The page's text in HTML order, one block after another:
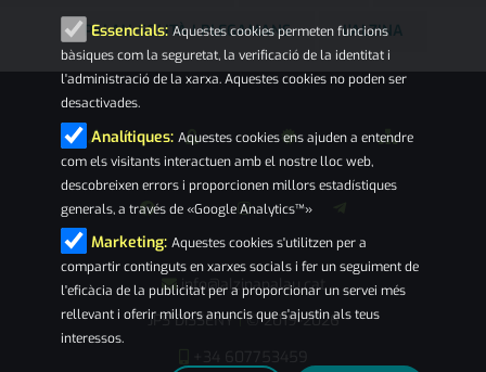
PALAU-SOLITÀ I PLEGAMANS L'ALZINA
info@alzinapalau.cat
JPS DISSENY|© 2019-2026
Essencials: Aquestes cookies permeten funcions
bàsiques com la seguretat, la verificació de la identitat i
l'administració de la xarxa. Aquestes cookies no poden ser
desactivades.
Analítiques: Aquestes cookies ens ajuden a entendre
com els visitants interactuen amb el nostre lloc web,
descobreixen errors i proporcionen millors estadístiques
generals, a través de «Google Analytics™»
Marketing: Aquestes cookies s'utilitzen per a
compartir continguts en xarxes socials i fer un seguiment de
l'eficàcia de la publicitat per a proporcionar un servei més
rellevant i oferir millors anuncis que s'ajustin als teus
interessos.